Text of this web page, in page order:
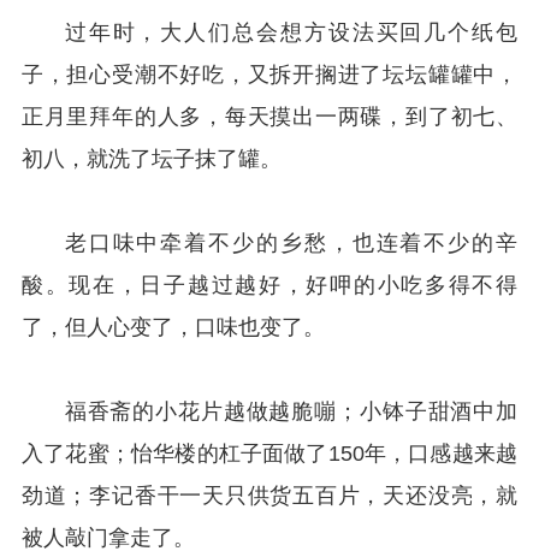
过年时，大人们总会想方设法买回几个纸包
子，担心受潮不好吃，又拆开搁进了坛坛罐罐中，
正月里拜年的人多，每天摸出一两碟，到了初七、
初八，就洗了坛子抹了罐。
老口味中牵着不少的乡愁，也连着不少的辛
酸。现在，日子越过越好，好呷的小吃多得不得
了，但人心变了，口味也变了。
福香斋的小花片越做越脆嘣；小钵子甜酒中加
入了花蜜；怡华楼的杠子面做了150年，口感越来越
劲道；李记香干一天只供货五百片，天还没亮，就
被人敲门拿走了。